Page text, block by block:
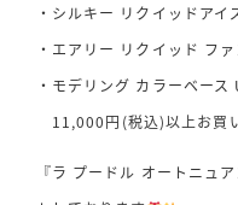
・シルキー リクイッドアイ
・エアリー リクイッド フ
・モデリング カラーベース
11,000円(税込)以上お
『ラ プードル オートニュ